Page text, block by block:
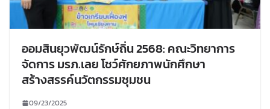
ออมสินยุวพัฒน์รักษ์ถิ่น 2568: คณะวิทยาการ
จัดการ มรภ.เลย โชว์ศักยภาพนักศึกษา
สร้างสรรค์นวัตกรรมชุมชน
09/23/2025